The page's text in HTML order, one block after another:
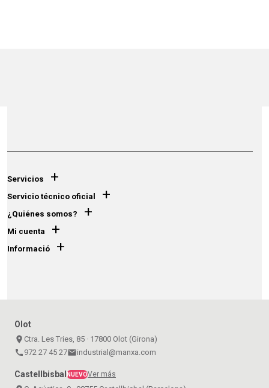
Servicios +
Servicio técnico oficial +
¿Quiénes somos? +
Mi cuenta +
Informació +
Olot
place Ctra. Les Tries, 85 · 17800 Olot (Girona)
call 972 27 45 27emailindustrial@manxa.com
CastellbisbalNUEVOVer más